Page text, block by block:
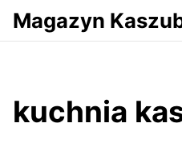
Przejdź do serwisu
Magazyn
kuchnia